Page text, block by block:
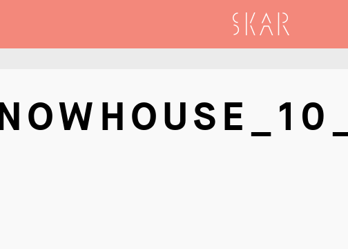
SKAR